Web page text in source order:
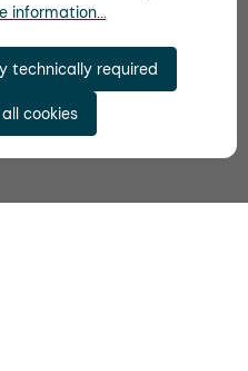
information...
technically required
cookies